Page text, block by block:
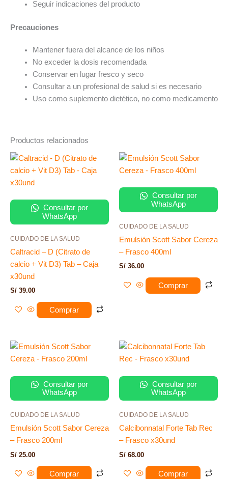
Seguir indicaciones del producto
Precauciones
Mantener fuera del alcance de los niños
No exceder la dosis recomendada
Conservar en lugar fresco y seco
Consultar a un profesional de salud si es necesario
Uso como suplemento dietético, no como medicamento
Productos relacionados
Consultar por
WhatsApp
CUIDADO DE LA SALUD
Caltracid – D (Citrato de
calcio + Vit D3) Tab – Caja
x30und
S/ 39.00
Comprar
Consultar por
WhatsApp
CUIDADO DE LA SALUD
Emulsión Scott Sabor Cereza
– Frasco 400ml
S/ 36.00
Comprar
Consultar por
WhatsApp
CUIDADO DE LA SALUD
Emulsión Scott Sabor Cereza
– Frasco 200ml
S/ 25.00
Comprar
Consultar por
WhatsApp
CUIDADO DE LA SALUD
Calcibonnatal Forte Tab Rec
– Frasco x30und
S/ 68.00
Comprar